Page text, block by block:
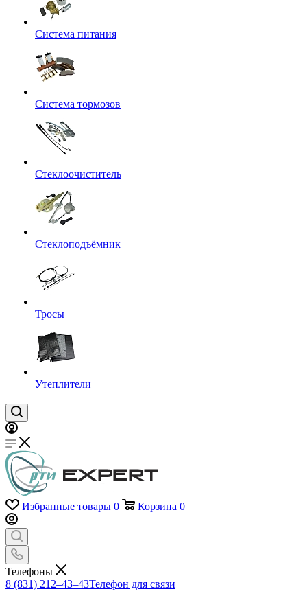
Система питания
Система тормозов
Стеклоочиститель
Стеклоподъёмник
Тросы
Утеплители
Избранные товары 0 Корзина 0
Телефоны
8 (831) 212–43–43Телефон для связи